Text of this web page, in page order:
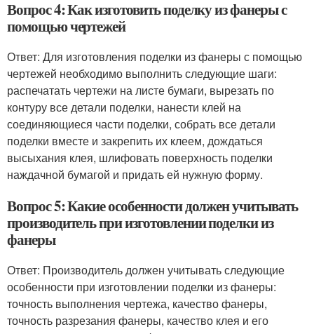
Вопрос 4: Как изготовить поделку из фанеры с
помощью чертежей
Ответ: Для изготовления поделки из фанеры с помощью
чертежей необходимо выполнить следующие шаги:
распечатать чертежи на листе бумаги, вырезать по
контуру все детали поделки, нанести клей на
соединяющиеся части поделки, собрать все детали
поделки вместе и закрепить их клеем, дождаться
высыхания клея, шлифовать поверхность поделки
наждачной бумагой и придать ей нужную форму.
Вопрос 5: Какие особенности должен учитывать
производитель при изготовлении поделки из
фанеры
Ответ: Производитель должен учитывать следующие
особенности при изготовлении поделки из фанеры:
точность выполнения чертежа, качество фанеры,
точность разрезания фанеры, качество клея и его